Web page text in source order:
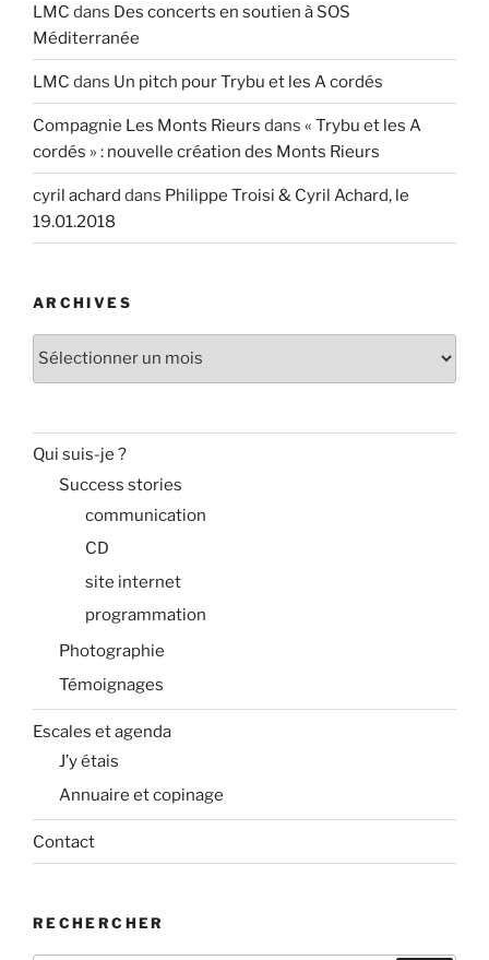
LMC dans Des concerts en soutien à SOS
Méditerranée
LMC dans Un pitch pour Trybu et les A cordés
Compagnie Les Monts Rieurs dans « Trybu et les A
cordés » : nouvelle création des Monts Rieurs
cyril achard dans Philippe Troisi & Cyril Achard, le
19.01.2018
ARCHIVES
Qui suis-je ?
Success stories
communication
CD
site internet
programmation
Photographie
Témoignages
Escales et agenda
J’y étais
Annuaire et copinage
Contact
RECHERCHER